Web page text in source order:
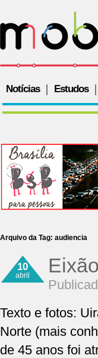
Notícias Estudos
Arquivo da Tag: audiencia
10
abril
Texto e fotos:
Norte (mais
de 45 anos foi